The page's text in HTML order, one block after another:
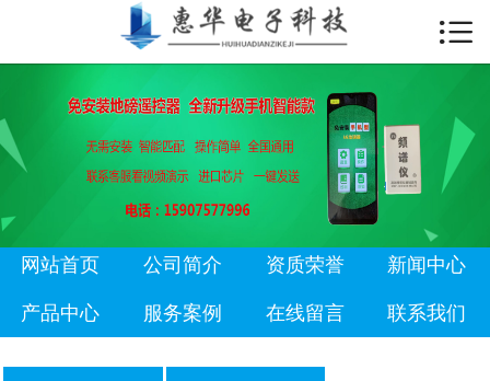
 首页
资质荣誉
新闻中心
产品中心
服务案例

网站首页 公司简介 资质荣誉 新闻中心
产品中心 服务案例 在线留言 联系我们